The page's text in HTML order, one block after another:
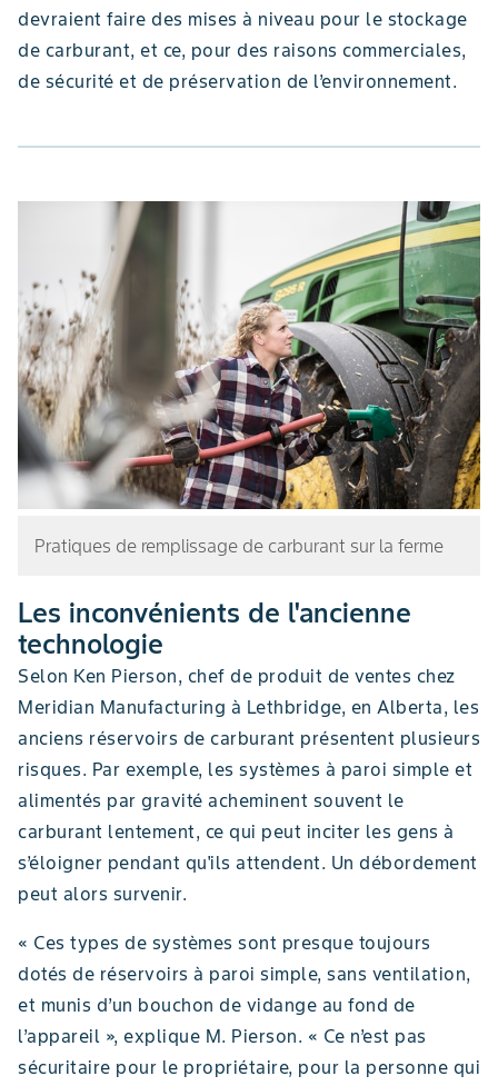
devraient faire des mises à niveau pour le stockage
de carburant, et ce, pour des raisons commerciales,
de sécurité et de préservation de l’environnement.
Pratiques de remplissage de carburant sur la ferme
Les inconvénients de l'ancienne
technologie
Selon Ken Pierson, chef de produit de ventes chez
Meridian Manufacturing à Lethbridge, en Alberta, les
anciens réservoirs de carburant présentent plusieurs
risques. Par exemple, les systèmes à paroi simple et
alimentés par gravité acheminent souvent le
carburant lentement, ce qui peut inciter les gens à
s’éloigner pendant qu'ils attendent. Un débordement
peut alors survenir.
« Ces types de systèmes sont presque toujours
dotés de réservoirs à paroi simple, sans ventilation,
et munis d’un bouchon de vidange au fond de
l’appareil », explique M. Pierson. « Ce n’est pas
sécuritaire pour le propriétaire, pour la personne qui